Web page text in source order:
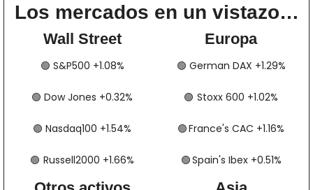
Los mercados en un vistazo…
Wall Street
🟢 ​​​​ S&P500 +1.08%
🟢 ​​​​ Dow Jones +0.32%
🟢 ​​​​ Nasdaq100 +1.54%
🟢 ​​​  Russell2000 +1.66%
Europa
🟢 ​​​​​​ German DAX +1.29%
🟢 ​​​​​​​​  Stoxx 600 +1.02%
🟢​​​​  France's CAC +1.16%
🟢​​​​​​​​  Spain's Ibex +0.51%